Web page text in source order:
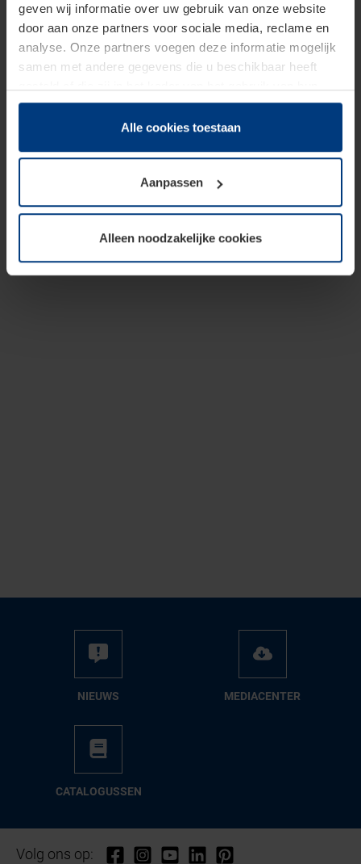
geven wij informatie over uw gebruik van onze website
door aan onze partners voor sociale media, reclame en
analyse. Onze partners voegen deze informatie mogelijk
samen met andere gegevens die u beschikbaar heeft
dienstverlening hebben verzameld.
Juridisch zijn wij gerechtigd om cookies op uw computer
onze pagina's absoluut noodzakelijk is. Voor alle andere
soorten cookies is uw toestemming vereist. Uw
toestemming kunt u op elk moment bij de uitleg van de
wijzigen of herroepen.
Alle cookies toestaan
Aanpassen
Alleen noodzakelijke cookies
NIEUWS ME­DIA­CEN­TER
CA­TA­LO­GUS­SEN
Volg ons op: